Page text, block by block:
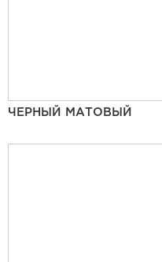
ЧЕРНЫЙ МАТОВЫЙ